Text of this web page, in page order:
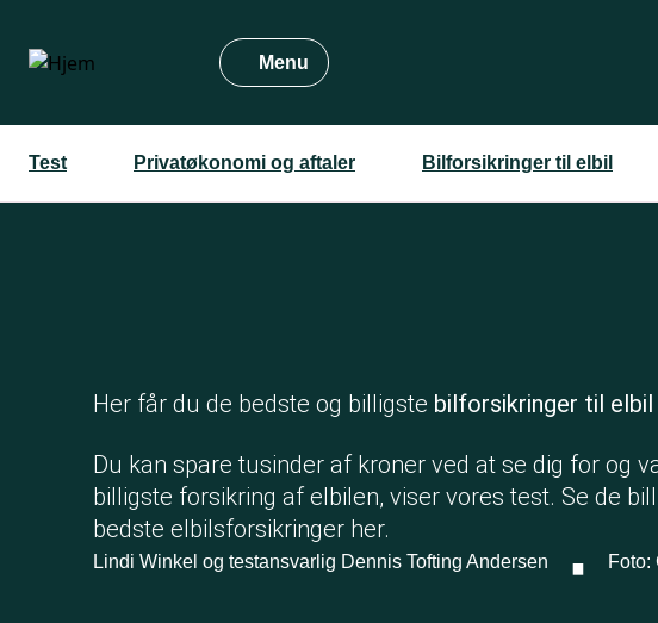
hovedindhold
Menu
Test Privatøkonomi og aftaler Bilforsikringer til elbil
Her får du de bedste og billigste bilforsikringer til elbil
Du kan spare tusinder af kroner ved at se dig for og
billigste forsikring af elbilen, viser vores test. Se de
bedste elbilsforsikringer her.
Lindi Winkel og testansvarlig Dennis Tofting Andersen · Foto: